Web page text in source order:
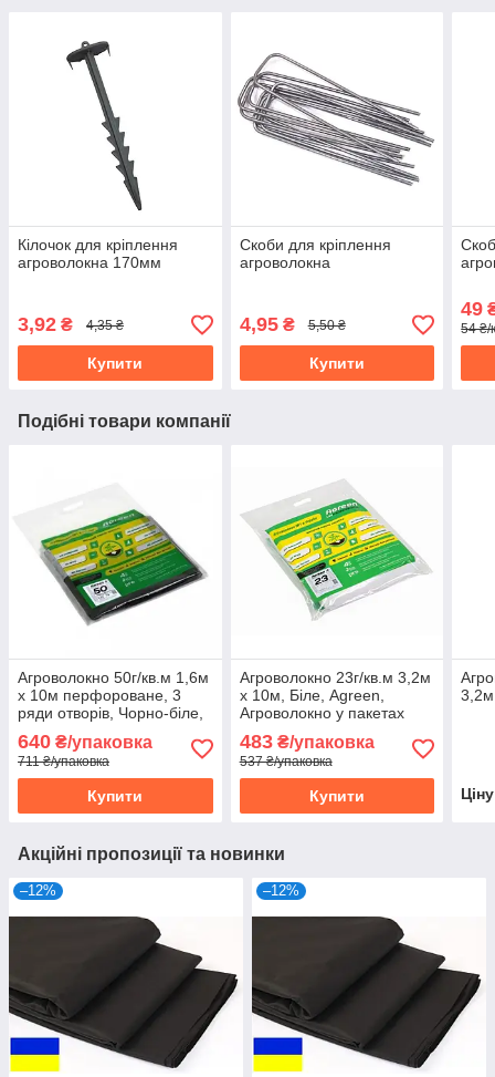
Кілочок для кріплення
агроволокна 170мм
3,92 ₴ 4,35 ₴
Купити
Скоби для кріплення
агроволокна
4,95₴ 5,50 ₴
Купити
49
54 ₴/
Подібні товари компанії
Агроволокно 50г/кв.м 1,6м
х 10м перфороване, 3
ряди отворів, Чорно-біле,
640 ₴/упаковка
711 ₴/упаковка
Купити
Агроволокно 23г/кв.м 3,2м
х 10м, Біле, Agreen,
Агроволокно у пакетах
483₴/упаковка
537 ₴/упаковка
Купити
Акційні пропозиції та новинки
–12% –12%